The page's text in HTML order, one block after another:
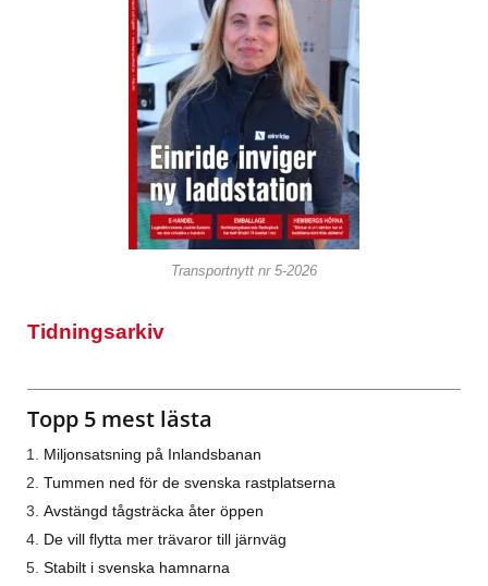
Transportnytt nr 5-2026
Tidningsarkiv
Topp 5 mest lästa
Miljonsatsning på Inlandsbanan
Tummen ned för de svenska rastplatserna
Avstängd tågsträcka åter öppen
De vill flytta mer trävaror till järnväg
Stabilt i svenska hamnarna